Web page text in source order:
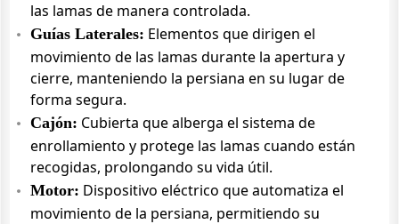
las lamas de manera controlada.
Guías Laterales: Elementos que dirigen el
movimiento de las lamas durante la apertura y
cierre, manteniendo la persiana en su lugar de
forma segura.
Cajón: Cubierta que alberga el sistema de
enrollamiento y protege las lamas cuando están
recogidas, prolongando su vida útil.
Motor: Dispositivo eléctrico que automatiza el
movimiento de la persiana, permitiendo su